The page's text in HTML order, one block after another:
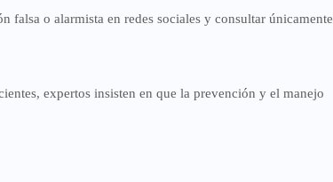
o alarmista en redes sociales y consultar únicamente
expertos insisten en que la prevención y el manejo